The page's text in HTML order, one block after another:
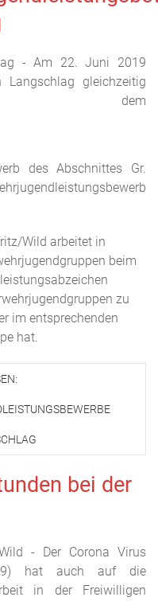
- Am 22. Juni 2019
Langschlag gleichzeitig
dem
des Abschnittes Gr.
Wild arbeitet in
beim
zu
im entsprechenden
hat.
bei der
- Der Corona Virus
19) hat auch auf die
in der Freiwilligen